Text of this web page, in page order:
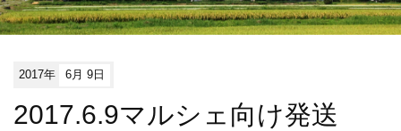
2017年 6月 9日
2017.6.9マルシェ向け発送